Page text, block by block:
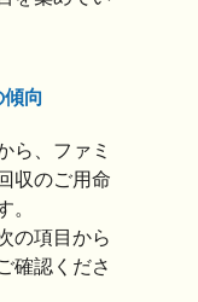
向
ら、ファミ
収のご用命
。
の項目から
確認くださ